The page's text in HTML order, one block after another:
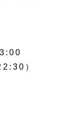
）